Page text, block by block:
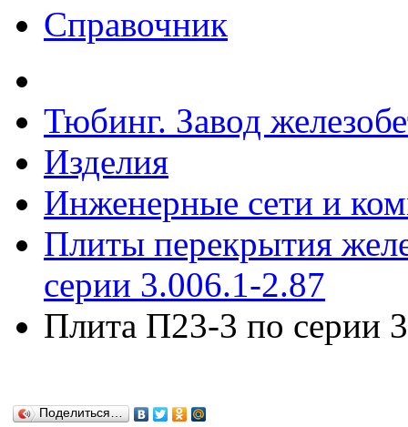
Справочник
Тюбинг. Завод
Изделия
Инженерные сети и
Плиты перекрытия
серии 3.006.1-2.87
Плита П23-3 по серии
Поделиться…